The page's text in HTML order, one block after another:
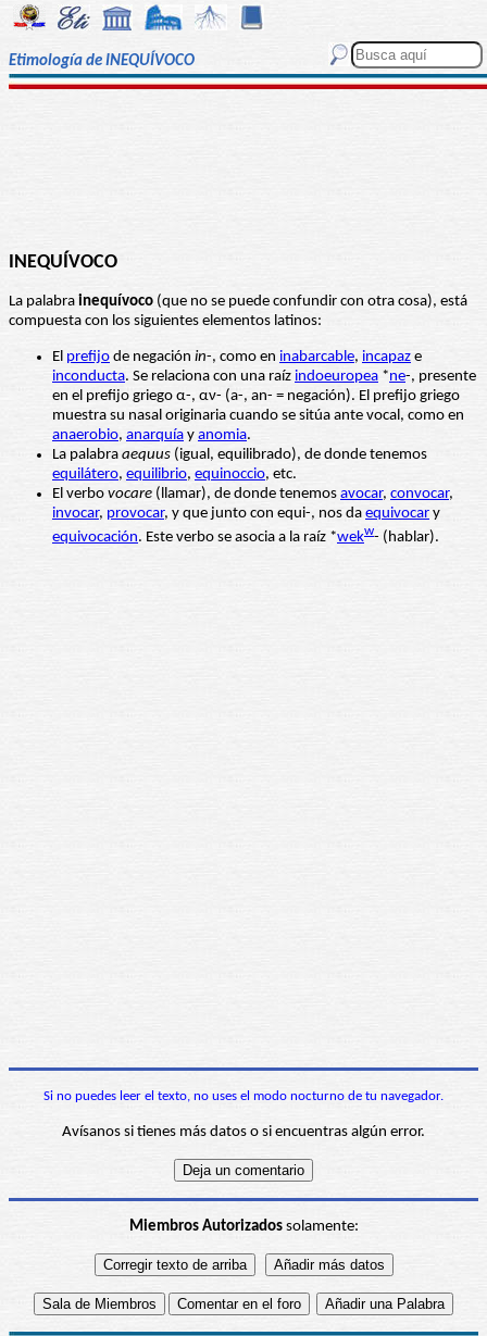
Etimología de INEQUÍVOCO
INEQUÍVOCO
La palabra inequívoco (que no se puede confundir con otra cosa), está
compuesta con los siguientes elementos latinos:
El prefijo de negación in-, como en inabarcable, incapaz e
inconducta. Se relaciona con una raíz indoeuropea *ne-, presente
en el prefijo griego α-, αν- (a-, an- = negación). El prefijo griego
muestra su nasal originaria cuando se sitúa ante vocal, como en
anaerobio, anarquía y anomia.
La palabra aequus (igual, equilibrado), de donde tenemos
equilátero, equilibrio, equinoccio, etc.
El verbo vocare (llamar), de donde tenemos avocar, convocar,
invocar, provocar, y que junto con equi-, nos da equivocar y
equivocación. Este verbo se asocia a la raíz *wekw- (hablar).
Si no puedes leer el texto, no uses el modo nocturno de tu navegador.
Avísanos si tienes más datos o si encuentras algún error.
Miembros Autorizadossolamente: